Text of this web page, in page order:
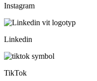
Instagram
Linkedin
TikTok